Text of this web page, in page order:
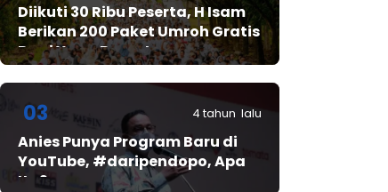
Diikuti 30 Ribu Peserta, H Isam
Berikan 200 Paket Umroh Gratis
Bagi Yang Beruntung
03 4 tahun lalu
Anies Punya Program Baru di
YouTube, #daripendopo, Apa
Itu?